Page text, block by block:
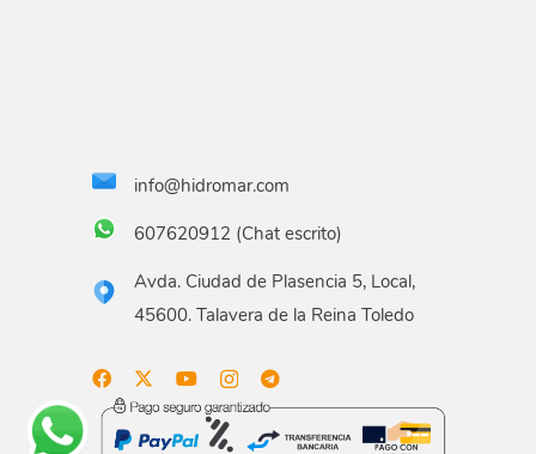
info@hidromar.com
607620912 (Chat escrito)
Avda. Ciudad de Plasencia 5, Local,
45600. Talavera de la Reina Toledo